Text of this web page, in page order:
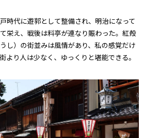
時代に遊郭として整備され、明治になって
栄え、戦後は料亭が連なり賑わった。紅殻
し）の街並みは風情があり、私の感覚だけ
より人は少なく、ゆっくりと堪能できる。